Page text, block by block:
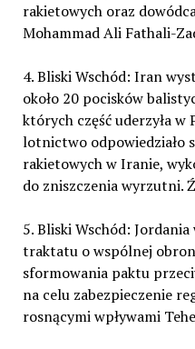
rakietowych oraz
Mohammad Ali Fathali-
4. Bliski Wschód: Iran
około 20 pocisków
których część uderzyła w
lotnictwo odpowiedziało
rakietowych w Iranie,
do zniszczenia wyrzutni.
5. Bliski Wschód:
traktatu o wspólnej
sformowania paktu
na celu zabezpieczenie
rosnącymi wpływami